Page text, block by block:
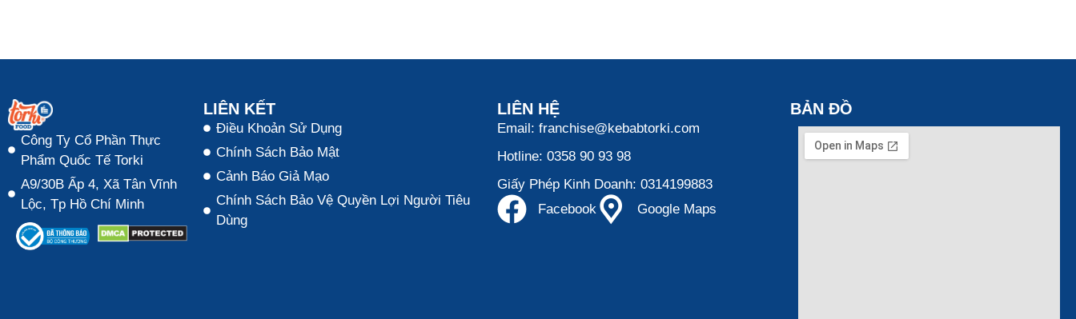
Công Ty Cổ Phần Thực
Phẩm Quốc Tế Torki
A9/30B Ấp 4, Xã Tân Vĩnh
Lộc, Tp Hồ Chí Minh
LIÊN KẾT
Điều Khoản Sử Dụng
Chính Sách Bảo Mật
Cảnh Báo Giả Mạo
Chính Sách Bảo Vệ Quyền Lợi Người Tiêu
Dùng
LIÊN HỆ
Email: franchise@kebabtorki.com
Hotline: 0358 90 93 98
Giấy Phép Kinh Doanh: 0314199883
Facebook
Google Maps
BẢN ĐỒ